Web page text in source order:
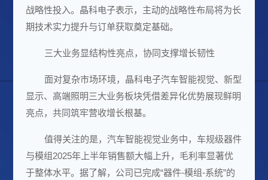
战略性投入。晶科电子表示，主动的战略性布局将为长
期技术实力提升与订单获取奠定基础。
三大业务显结构性亮点，协同支撑增长韧性
面对复杂市场环境，晶科电子汽车智能视觉、新型
显示、高端照明三大业务板块凭借差异化优势展现鲜明
亮点，共同筑牢营收增长根基。
值得关注的是，汽车智能视觉业务中，车规级器件
与模组2025年上半年销售额大幅上升，毛利率显著优
于整体水平。据了解，公司已完成“器件-模组-系统”的